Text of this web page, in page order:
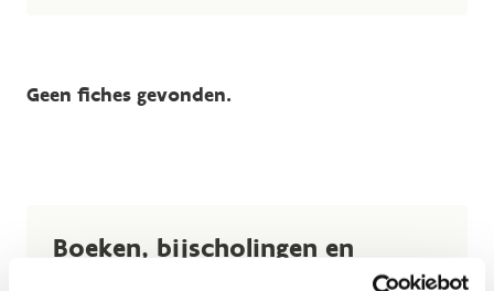
Geen fiches gevonden.
Boeken, bijscholingen en